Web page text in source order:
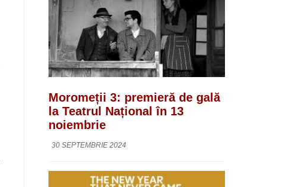
Moromeții 3: premieră de gală
la Teatrul Național în 13
noiembrie
30 SEPTEMBRIE 2024